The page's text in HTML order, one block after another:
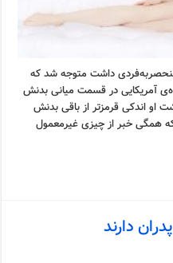
داشت متوجه شد که
آمریکایی در قسمت میانی بدنش
اندکی قرمزتر از باقی بدنش
همگی خبر از چیزی غیرمعمول
دارند